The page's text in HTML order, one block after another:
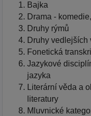
Bajka
Drama -
Druhy rýmů
Druhy vedlejších
Fonetická
Jazykové
jazyka
Literární věda a
literatury
Mluvnické